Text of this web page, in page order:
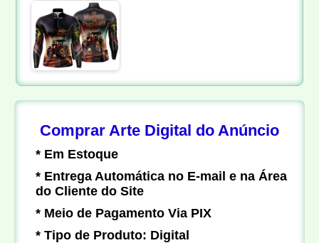
Comprar Arte Digital do Anúncio
* Em Estoque
* Entrega Automática no E-mail e na Área
do Cliente do Site
* Meio de Pagamento Via PIX
* Tipo de Produto: Digital